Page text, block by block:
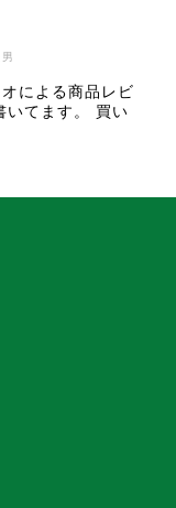
による商品レビ
いてます。 買い